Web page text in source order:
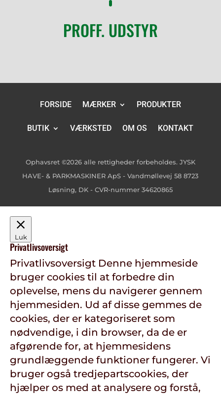
PROFF. UDSTYR
FORSIDE MÆRKER PRODUKTER
BUTIK VÆRKSTED OM OS KONTAKT
Ophavsret ©2026 alle rettigheder forbeholdes. JYSK
HAVE- & PARKMASKINER ApS - Vandmøllevej 58 8723
Løsning, DK - CVR-nummer 34620865
Luk
Privatlivsoversigt
Privatlivsoversigt Denne hjemmeside
bruger cookies til at forbedre din
oplevelse, mens du navigerer gennem
hjemmesiden. Ud af disse gemmes de
cookies, der er kategoriseret som
nødvendige, i din browser, da de er
afgørende for, at hjemmesidens
grundlæggende funktioner fungerer. Vi
bruger også tredjepartscookies, der
hjælper os med at analysere og forstå,